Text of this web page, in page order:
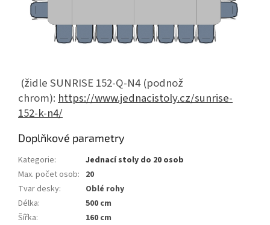
(židle SUNRISE 152-Q-N4 (podnož
chrom): https://www.jednacistoly.cz/sunrise-
152-k-n4/
Doplňkové parametry
Kategorie:
Jednací stoly do 20 osob
Max. počet osob: 20
Tvar desky:
Oblé rohy
Délka:
500 cm
Šířka: 160 cm